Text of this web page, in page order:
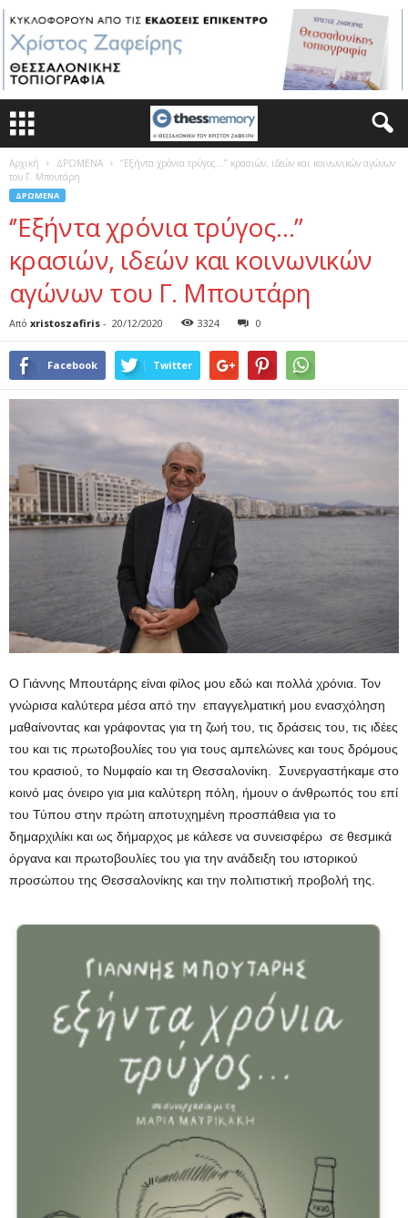
Αρχική ΔΡΩΜΕΝΑ
‘’Εξήντα χρόνια τρύγος…’’ κρασιών, ιδεών και κοινωνικών αγώνων
του Γ. Μπουτάρη
ΔΡΩΜΕΝΑ
‘’Εξήντα χρόνια τρύγος…’’
κρασιών, ιδεών και κοινωνικών
αγώνων του Γ. Μπουτάρη
Από xristoszafiris - 20/12/2020 3324 0
Facebook Twitter
Ο Γιάννης Μπουτάρης είναι φίλος μου εδώ και πολλά χρόνια. Τον
γνώρισα καλύτερα μέσα από την επαγγελματική μου ενασχόληση
μαθαίνοντας και γράφοντας για τη ζωή του, τις δράσεις του, τις ιδέες
του και τις πρωτοβουλίες του για τους αμπελώνες και τους δρόμους
του κρασιού, το Νυμφαίο και τη Θεσσαλονίκη. Συνεργαστήκαμε στο
κοινό μας όνειρο για μια καλύτερη πόλη, ήμουν ο άνθρωπός του επί
του Τύπου στην πρώτη αποτυχημένη προσπάθεια για το
δημαρχιλίκι και ως δήμαρχος με κάλεσε να συνεισφέρω σε θεσμικά
όργανα και πρωτοβουλίες του για την ανάδειξη του ιστορικού
προσώπου της Θεσσαλονίκης και την πολιτιστική προβολή της.